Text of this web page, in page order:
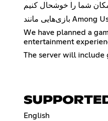
We have planned a
entertainment
The server will include
English